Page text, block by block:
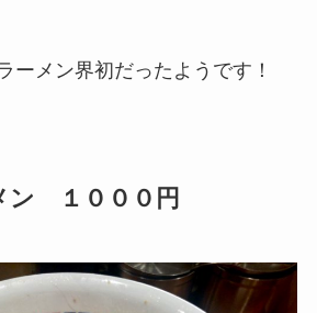
ーメン界初だったようです！
ン １０００円